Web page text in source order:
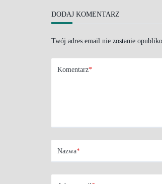
DODAJ KOMENTARZ
Twój adres email nie zostanie
Komentarz*
Nazwa*